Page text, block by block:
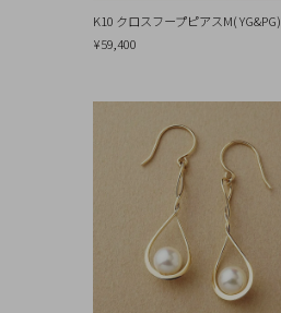
K10 クロスフープピアスM( YG&PG)
¥59,400